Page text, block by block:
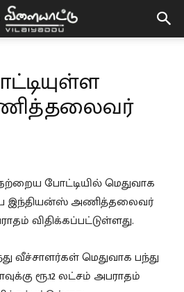
போட்டியில் மெதுவாக
இந்தியன்ஸ் அணித்தலைவர்
விதிக்கப்பட்டுள்ளது.
வீச்சாளர்கள் மெதுவாக பந்து
ரூ.12 லட்சம் அபராதம்